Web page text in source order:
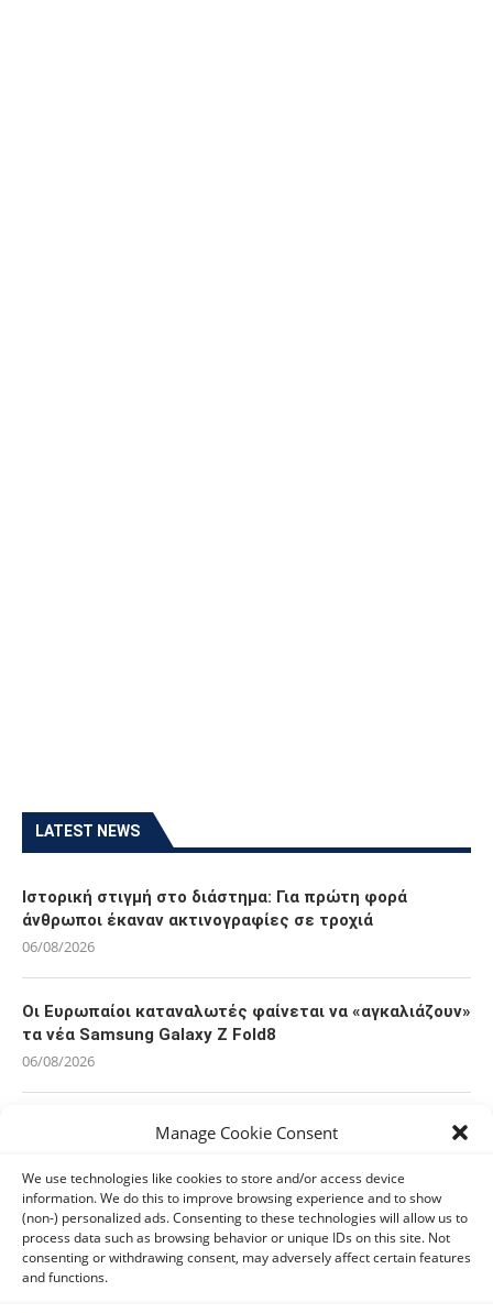
Manage Cookie Consent
We use technologies like cookies to store and/or access device
information. We do this to improve browsing experience and to show
(non-) personalized ads. Consenting to these technologies will allow us to
process data such as browsing behavior or unique IDs on this site. Not
consenting or withdrawing consent, may adversely affect certain features
and functions.
LATEST NEWS
Ιστορική στιγμή στο διάστημα: Για πρώτη φορά
άνθρωποι έκαναν ακτινογραφίες σε τροχιά
06/08/2026
Οι Ευρωπαίοι καταναλωτές φαίνεται να «αγκαλιάζουν»
τα νέα Samsung Galaxy Z Fold8
06/08/2026
Οι χρήστες Mac είναι περισσότερο εκτεθειμένοι σε
κυβερνοαπειλές αλλά λαμβάνουν λιγότερα μέτρα
προστασίας
06/08/2026
Πόλη Χρυσοχούς: Σε εξέλιξη η ενοποίηση τεσσάρων
αρχαιολογικών χώρων (εικόνες)